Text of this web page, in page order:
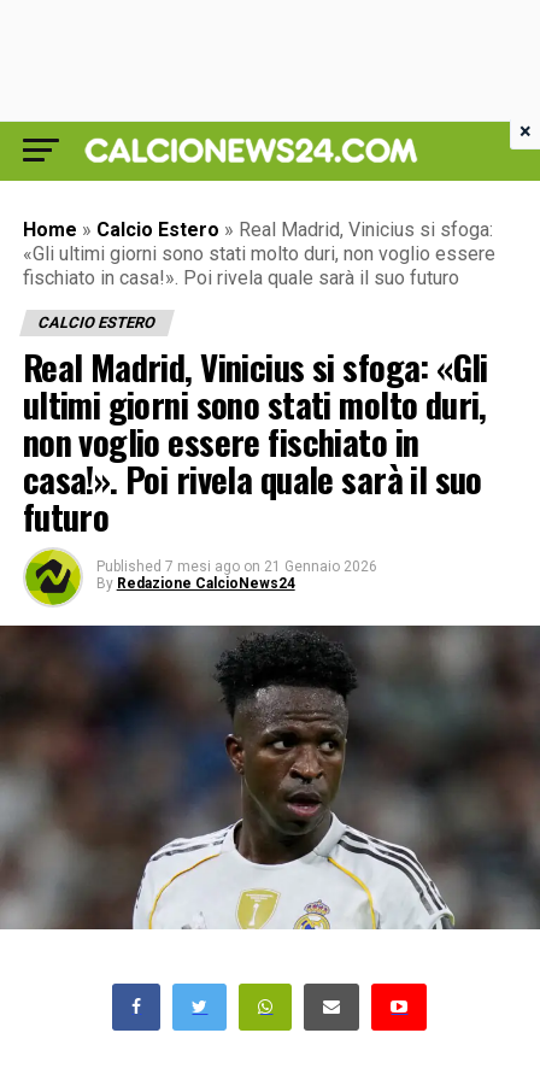
Home » Calcio Estero » Real Madrid, Vinicius si sfoga:
«Gli ultimi giorni sono stati molto duri, non voglio essere
fischiato in casa!». Poi rivela quale sarà il suo futuro
CALCIO ESTERO
Real Madrid, Vinicius si sfoga: «Gli
ultimi giorni sono stati molto duri,
non voglio essere fischiato in
casa!». Poi rivela quale sarà il suo
futuro
Published 7 mesi ago on 21 Gennaio 2026
By Redazione CalcioNews24
×